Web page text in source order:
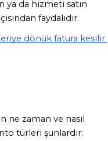
ya da hizmeti satın
faydalıdır.
dönük fatura kesilir
ne zaman ve nasıl
türleri şunlardır: